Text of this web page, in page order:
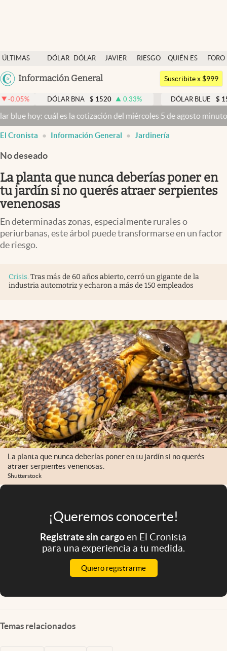
ÚLTIMAS
NOTICIAS
DÓLAR
DÓLAR
JAVIER
RIESGO
QUIÉN ES
QUIÉN
FORO
Argentina
México
Información General
Dólar
Members
Economía y Política
Finanzas y Mercados
Mercados Online
Negocios
Columnistas
Otras secciones
Infotechnology
Clase
El Cronista Studio
Mediakit
abre en nueva pestaña
Argentina
Suscribite x $999
DÓLAR BNA $ 1520 0.33 % DÓLAR BLUE $ 1540 -0.32
es la cotización del miércoles 5 de agosto minuto a minuto
El Cronista Información General Jardinería
No deseado
La planta que nunca deberías poner en
tu jardín si no querés atraer serpientes
venenosas
En determinadas zonas, especialmente rurales o
periurbanas, este árbol puede transformarse en un factor
de riesgo.
Crisis. Tras más de 60 años abierto, cerró un gigante de la
industria automotriz y echaron a más de 150 empleados
La planta que nunca deberías poner en tu jardín si no querés
atraer serpientes venenosas.
Shutterstock
¡Queremos conocerte!
Registrate sin cargoen El Cronista
para una experiencia a tu medida.
Quiero registrarme
Temas relacionados